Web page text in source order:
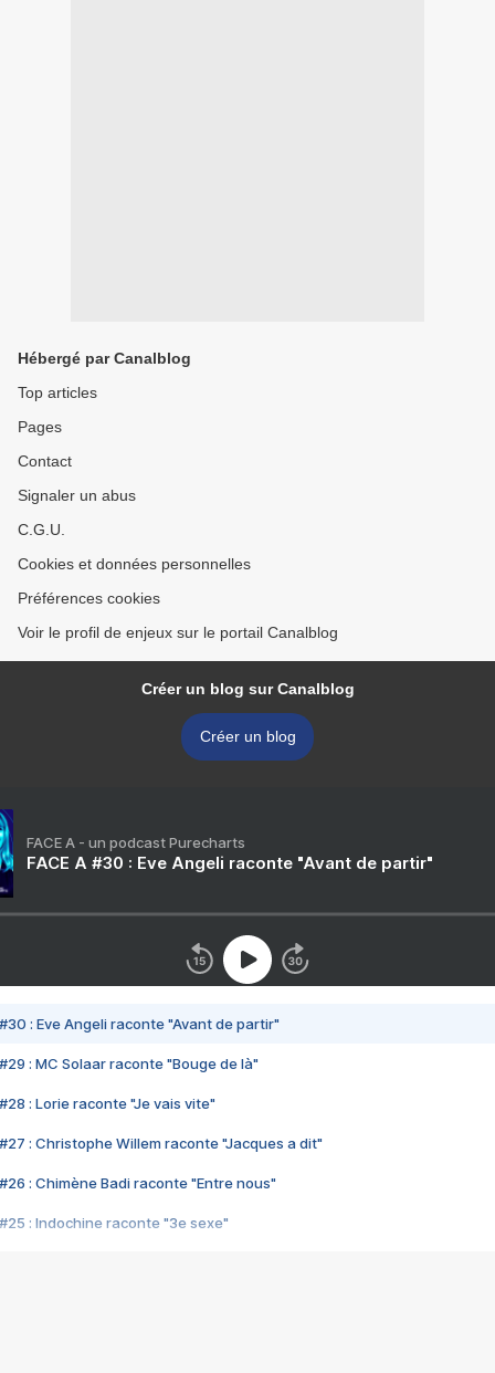
Hébergé par Canalblog
Top articles
Pages
Contact
Signaler un abus
C.G.U.
Cookies et données personnelles
Préférences cookies
Voir le profil de enjeux sur le portail Canalblog
Créer un blog sur Canalblog
Créer un blog
FACE A - un podcast Purecharts
FACE A #30 : Eve Angeli raconte "Avant de partir"
#30 : Eve Angeli raconte "Avant de partir"
#29 : MC Solaar raconte "Bouge de là"
#28 : Lorie raconte "Je vais vite"
#27 : Christophe Willem raconte "Jacques a dit"
#26 : Chimène Badi raconte "Entre nous"
#25 : Indochine raconte "3e sexe"